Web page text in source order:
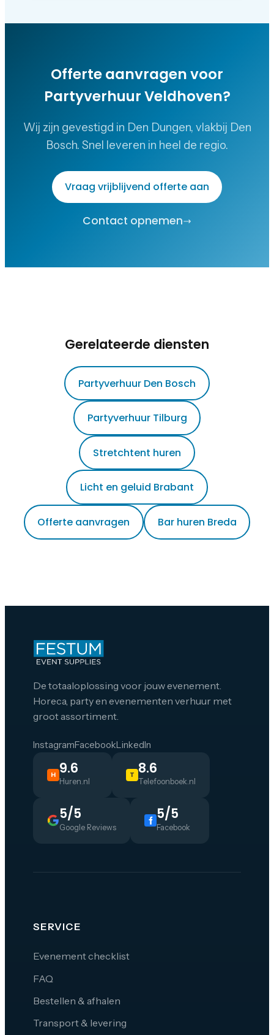
Offerte aanvragen voor
Partyverhuur Veldhoven?
Wij zijn gevestigd in Den Dungen, vlakbij Den
Bosch. Snel leveren in heel de regio.
Vraag vrijblijvend offerte aan
Contact opnemen
Gerelateerde diensten
Partyverhuur Den Bosch
Partyverhuur Tilburg
Stretchtent huren
Licht en geluid Brabant
Offerte aanvragen Bar huren Breda
De totaaloplossing voor jouw evenement.
Horeca, party en evenementen verhuur met
groot assortiment.
InstagramFacebookLinkedIn
H 9.6
Huren.nl
T 8.6
Telefoonboek.nl
5/5
Google Reviews
5/5
Facebook
SERVICE
Evenement checklist
FAQ
Bestellen & afhalen
Transport & levering